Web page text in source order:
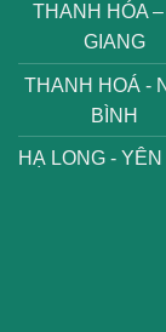
THANH HÓA
GIANG
THANH HOÁ -
BÌNH
HẠ LONG -